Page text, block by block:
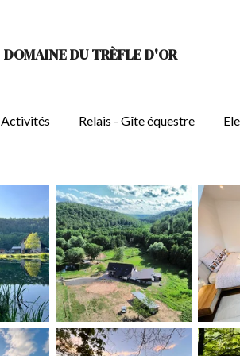
DOMAINE DU TRÈFLE D'OR
Activités Relais - Gîte équestre